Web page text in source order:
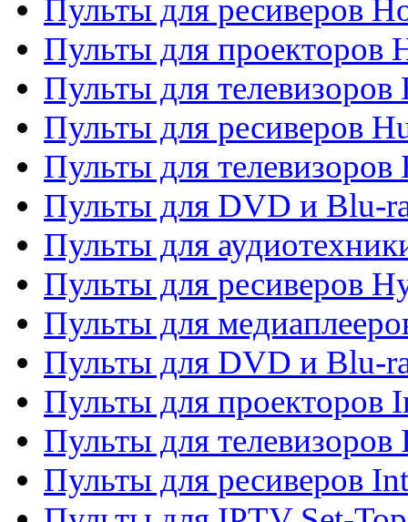
Пульты для ресиверов
Пульты для проекторов
Пульты для телевизоров
Пульты для ресиверов
Пульты для
Пульты для DVD и Blu-
Пульты для
Пульты для ресиверов
Пульты для
Пульты для DVD и Blu-
Пульты для проекторов
Пульты для
Пульты для ресиверов